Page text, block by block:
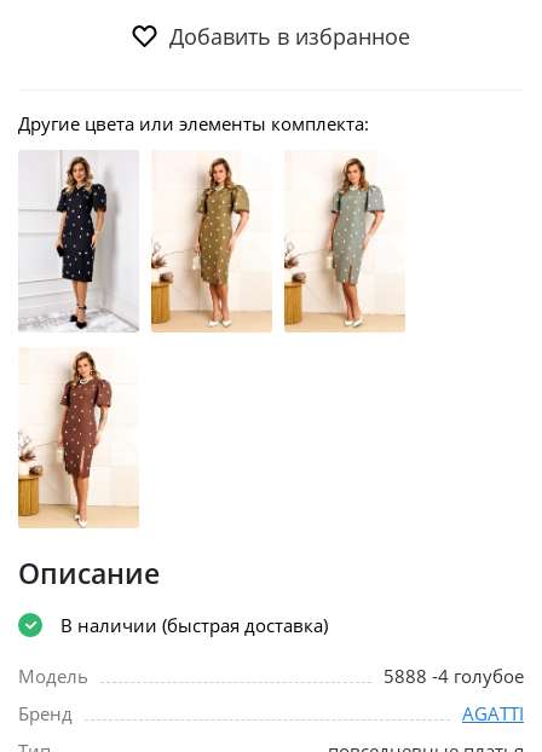
Добавить в избранное
Другие цвета или элементы комплекта:
Описание
В наличии (быстрая доставка)
Модель
5888 -4 голубое
Бренд
AGATTI